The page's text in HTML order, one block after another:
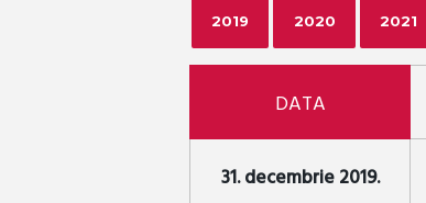
2019 2020 2021
DATA
31. decembrie 2019.